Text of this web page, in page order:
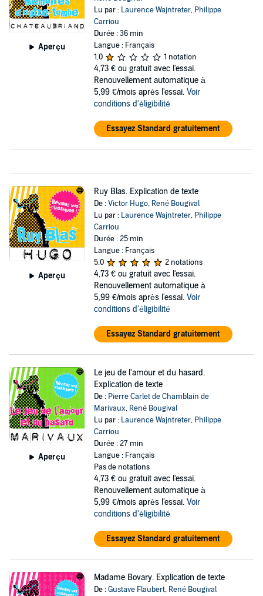
Aperçu
Lu par : Laurence Wajntreter, Philippe
Carriou
Durée : 36 min
Langue : Français
1,0
1 notation
4,73 € ou gratuit avec l'essai.
Renouvellement automatique à
5,99 €/mois après l'essai. Voir
conditions d'éligibilité
Essayez Standard gratuitement
Aperçu
Ruy Blas. Explication de texte
De :Victor Hugo, René Bougival
Lu par : Laurence Wajntreter, Philippe
Carriou
Durée : 25 min
Langue : Français
5,0
2 notations
4,73 € ou gratuit avec l'essai.
Renouvellement automatique à
5,99 €/mois après l'essai. Voir
conditions d'éligibilité
Essayez Standard gratuitement
Aperçu
Le jeu de l'amour et du hasard.
Explication de texte
De : Pierre Carlet de Chamblain de
Marivaux, René Bougival
Lu par : Laurence Wajntreter, Philippe
Carriou
Durée : 27 min
Langue : Français
Pas de notations
4,73 € ou gratuit avec l'essai.
Renouvellement automatique à
5,99 €/mois après l'essai. Voir
conditions d'éligibilité
Essayez Standard gratuitement
Madame Bovary. Explication de texte
De :Gustave Flaubert, René Bougival